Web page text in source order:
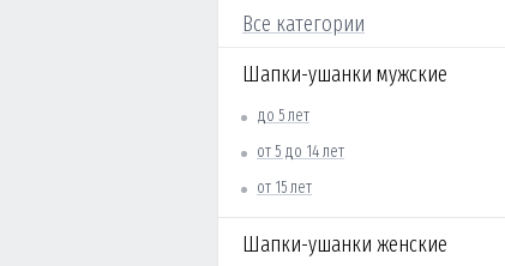
Все категории
Шапки-ушанки мужские
до 5 лет
от 5 до 14 лет
от 15 лет
Шапки-ушанки женские